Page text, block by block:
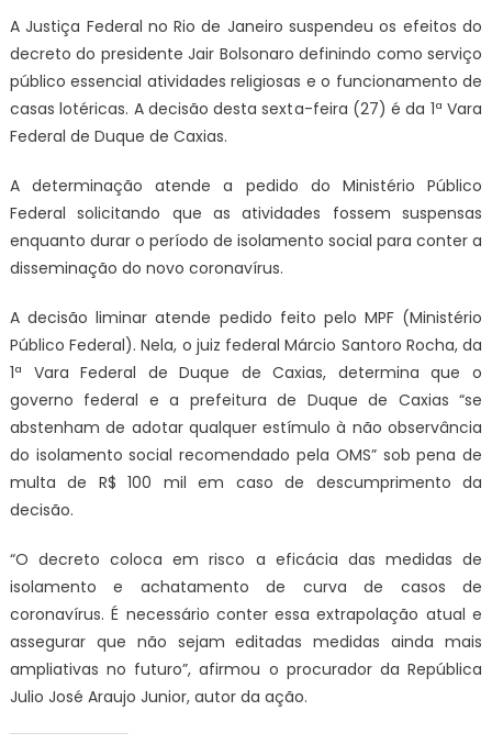
A Justiça Federal no Rio de Janeiro suspendeu os efeitos do
decreto do presidente Jair Bolsonaro definindo como serviço
público essencial atividades religiosas e o funcionamento de
casas lotéricas. A decisão desta sexta-feira (27) é da 1ª Vara
Federal de Duque de Caxias.
A determinação atende a pedido do Ministério Público
Federal solicitando que as atividades fossem suspensas
enquanto durar o período de isolamento social para conter a
disseminação do novo coronavírus.
A decisão liminar atende pedido feito pelo MPF (Ministério
Público Federal). Nela, o juiz federal Márcio Santoro Rocha, da
1ª Vara Federal de Duque de Caxias, determina que o
governo federal e a prefeitura de Duque de Caxias “se
abstenham de adotar qualquer estímulo à não observância
do isolamento social recomendado pela OMS” sob pena de
multa de R$ 100 mil em caso de descumprimento da
decisão.
“O decreto coloca em risco a eficácia das medidas de
isolamento e achatamento de curva de casos de
coronavírus. É necessário conter essa extrapolação atual e
assegurar que não sejam editadas medidas ainda mais
ampliativas no futuro”, afirmou o procurador da República
Julio José Araujo Junior, autor da ação.